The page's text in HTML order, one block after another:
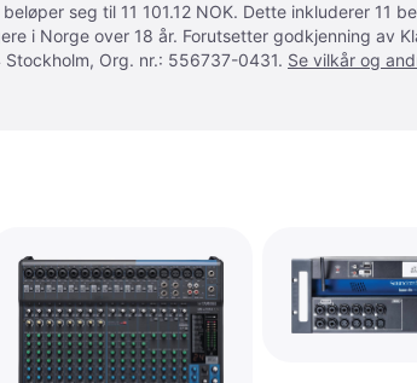
seg til 11 101.12 NOK. Dette inkluderer 11
i Norge over 18 år. Forutsetter godkjenning av
Org. nr.: 556737-0431. Se vilkår og